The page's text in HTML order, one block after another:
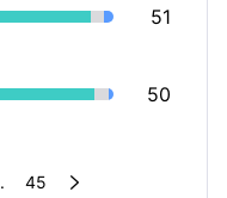
51
50
45 